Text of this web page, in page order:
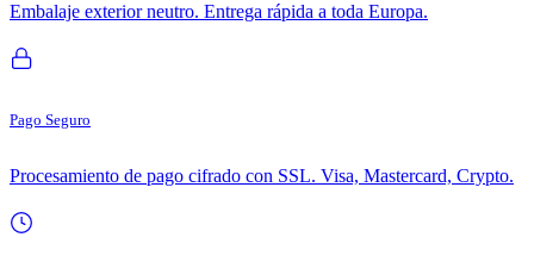
Embalaje exterior neutro. Entrega rápida a toda Europa.
Pago Seguro
Procesamiento de pago cifrado con SSL. Visa, Mastercard, Crypto.